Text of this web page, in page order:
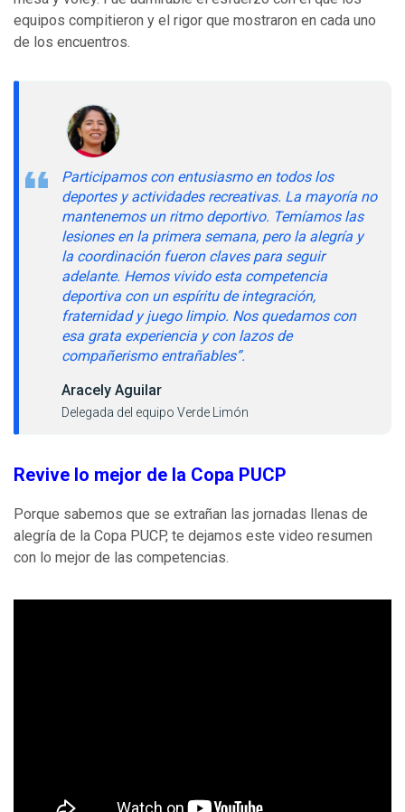
equipos compitieron y el rigor que mostraron en cada uno
de los encuentros.
Participamos con entusiasmo en todos los
deportes y actividades recreativas. La mayoría no
mantenemos un ritmo deportivo. Temíamos las
lesiones en la primera semana, pero la alegría y
la coordinación fueron claves para seguir
adelante. Hemos vivido esta competencia
deportiva con un espíritu de integración,
fraternidad y juego limpio. Nos quedamos con
esa grata experiencia y con lazos de
compañerismo entrañables”.
Aracely Aguilar
Delegada del equipo Verde Limón
Revive lo mejor de la Copa PUCP
Porque sabemos que se extrañan las jornadas llenas de
alegría de la Copa PUCP, te dejamos este video resumen
con lo mejor de las competencias.